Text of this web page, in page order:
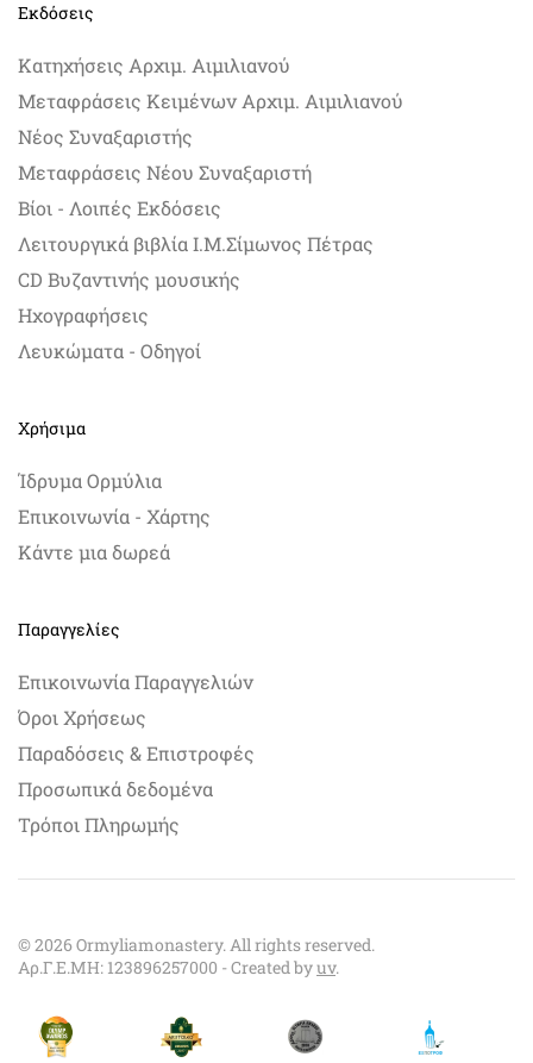
Εκδόσεις
Κατηχήσεις Αρχιμ. Αιμιλιανού
Μεταφράσεις Κειμένων Αρχιμ. Αιμιλιανού
Νέος Συναξαριστής
Μεταφράσεις Νέου Συναξαριστή
Βίοι - Λοιπές Εκδόσεις
Λειτουργικά βιβλία Ι.Μ.Σίμωνος Πέτρας
CD Βυζαντινής μουσικής
Ηχογραφήσεις
Λευκώματα - Οδηγοί
Χρήσιμα
Ίδρυμα Ορμύλια
Επικοινωνία - Χάρτης
Κάντε μια δωρεά
Παραγγελίες
Επικοινωνία Παραγγελιών
Όροι Χρήσεως
Παραδόσεις & Επιστροφές
Προσωπικά δεδομένα
Τρόποι Πληρωμής
©2026Ormyliamonastery. All rights reserved.
Αρ.Γ.Ε.ΜΗ: 123896257000 - Created byuv.